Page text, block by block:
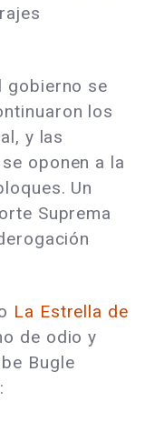
gobierno se
los
y las
oponen a la
Un
Suprema
La Estrella de
de odio y
Bugle